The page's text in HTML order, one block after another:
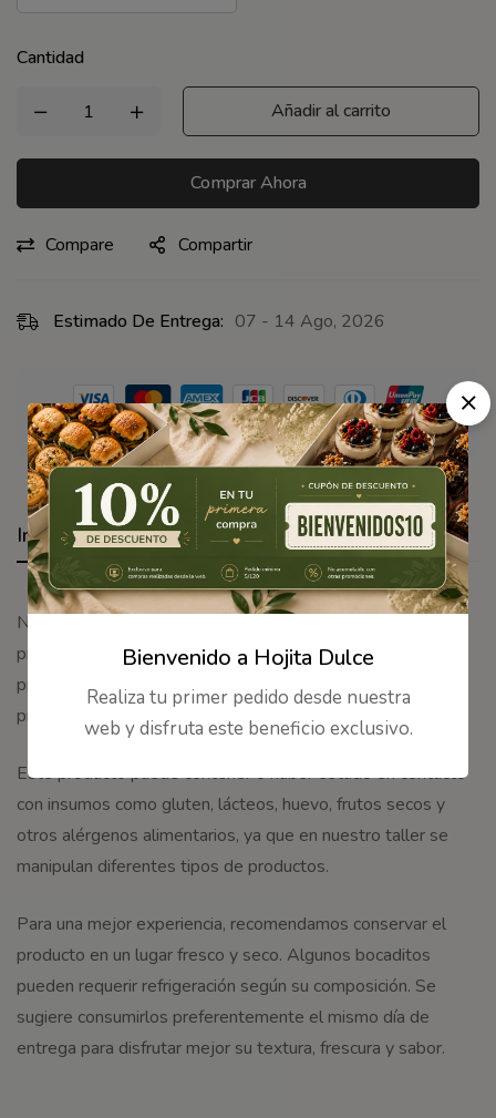
Cantidad
Añadir al carrito
Comprar Ahora
Compare Compartir
Estimado De Entrega: 07 - 14 Ago, 2026
Garantía de segura y segura de compra
Información adicional
Nuestros productos son elaborados en el taller de
producción de Hojita Dulce, siguiendo procesos de
preparación cuidadosos para conservar su frescura,
presentación y sabor.
Este producto puede contener o haber estado en contacto
con insumos como gluten, lácteos, huevo, frutos secos y
otros alérgenos alimentarios, ya que en nuestro taller se
manipulan diferentes tipos de productos.
Para una mejor experiencia, recomendamos conservar el
producto en un lugar fresco y seco. Algunos bocaditos
pueden requerir refrigeración según su composición. Se
sugiere consumirlos preferentemente el mismo día de
entrega para disfrutar mejor su textura, frescura y sabor.
Bienvenido a Hojita Dulce
Realiza tu primer pedido desde nuestra
web y disfruta este beneficio exclusivo.